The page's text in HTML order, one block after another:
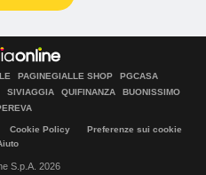
PAGINEGIALLE SHOP
PGCASA
SIVIAGGIA QUIFINANZA
BUONISSIMO
Cookie Policy
Preferenze sui cookie
S.p.A. 2026